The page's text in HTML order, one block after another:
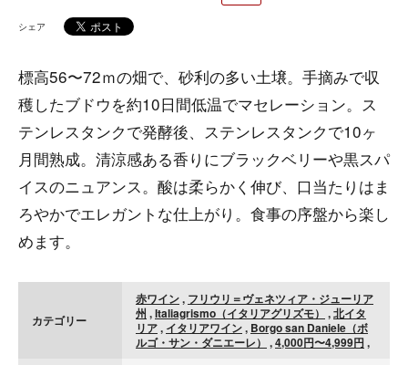
シェア
標高56〜72ｍの畑で、砂利の多い土壌。手摘みで収
穫したブドウを約10日間低温でマセレーション。ス
テンレスタンクで発酵後、ステンレスタンクで10ヶ
月間熟成。清涼感ある香りにブラックベリーや黒スパ
イスのニュアンス。酸は柔らかく伸び、口当たりはま
ろやかでエレガントな仕上がり。食事の序盤から楽し
めます。
カテゴリー
赤ワイン, フリウリ＝ヴェネツィア・ジューリア
州 ,Italiagrismo（イタリアグリズモ） ,北イタ
リア, イタリアワイン, Borgo san Daniele（ボ
ルゴ・サン・ダニエーレ） ,4,000円〜4,999円 ,